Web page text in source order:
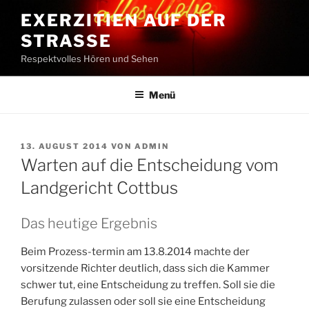
Inhalt
springen
EXERZITIEN AUF DER
STRASSE
Respektvolles Hören und Sehen
Menü
VERÖFFENTLICHT
AM
13. AUGUST 2014 VON ADMIN
Warten auf die Entscheidung vom
Landgericht Cottbus
Das heutige Ergebnis
Beim Prozess-termin am 13.8.2014 machte der
vorsitzende Richter deutlich, dass sich die Kammer
schwer tut, eine Entscheidung zu treffen. Soll sie die
Berufung zulassen oder soll sie eine Entscheidung